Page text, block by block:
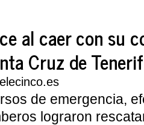
al caer con su
Cruz de
de emergencia,
lograron